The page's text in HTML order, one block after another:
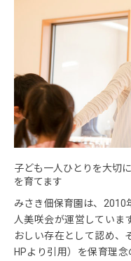
子ども一人ひとりを大切
を育てます
みさき佃保育園は、2010
人美咲会が運営していま
おしい存在として認め、
HPより引用）を保育理